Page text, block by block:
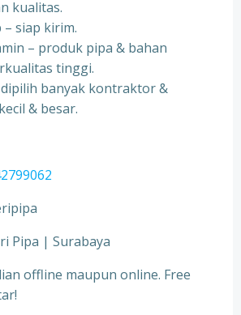
kualitas.
siap kirim.
– produk pipa & bahan
tinggi.
banyak kontraktor &
& besar.
Kami:
Pipa | Surabaya
offline maupun online. Free